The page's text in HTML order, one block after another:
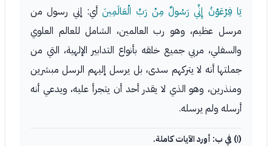
يَا فِرْعَوْنُ إِنِّي رَسُولٌ مِنْ رَبِّ الْعَالَمِينَأي: إني رسول من
مرسل عظيم، وهو رب العالمين، الشامل للعالم العلوي
والسفلي، مربي جميع خلقه بأنواع التدابير الإلهية، التي من
جملتها أنه لا يتركهم سدى، بل يرسل إليهم الرسل مبشرين
ومنذرين، وهو الذي لا يقدر أحد أن يتجرأ عليه، ويدعي أنه
أرسله ولم يرسله.
(١) في ب: أورد الآيات كاملة.